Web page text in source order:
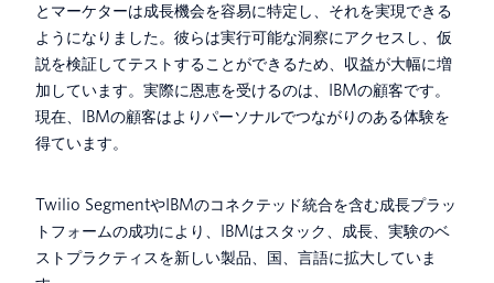
とマーケターは成長機会を容易に特定し、それを実現できる
ようになりました。彼らは実行可能な洞察にアクセスし、仮
説を検証してテストすることができるため、収益が大幅に増
加しています。実際に恩恵を受けるのは、IBMの顧客です。
現在、IBMの顧客はよりパーソナルでつながりのある体験を
得ています。
Twilio SegmentやIBMのコネクテッド統合を含む成長プラッ
トフォームの成功により、IBMはスタック、成長、実験のベ
ストプラクティスを新しい製品、国、言語に拡大していま